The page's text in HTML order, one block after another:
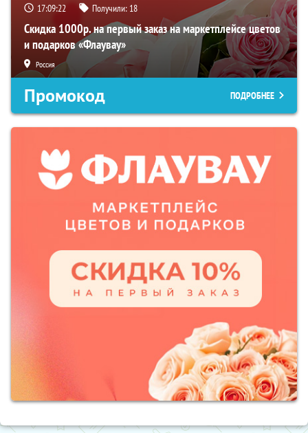
17:09:21 Получили: 18
Скидка 1000р. на первый заказ на маркетплейсе цветов
и подарков «Флаувау»
Россия
Промокод ПОДРОБНЕЕ